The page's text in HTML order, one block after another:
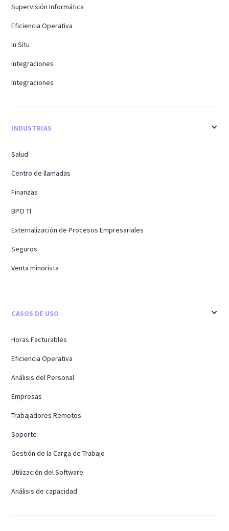
Supervisión Informática
Eficiencia Operativa
In Situ
Integraciones
Integraciones
INDUSTRIAS
Salud
Centro de llamadas
Finanzas
BPO TI
Externalización de Procesos Empresariales
Seguros
Venta minorista
CASOS DE USO
Horas Facturables
Eficiencia Operativa
Análisis del Personal
Empresas
Trabajadores Remotos
Soporte
Gestión de la Carga de Trabajo
Utilización del Software
Análisis de capacidad